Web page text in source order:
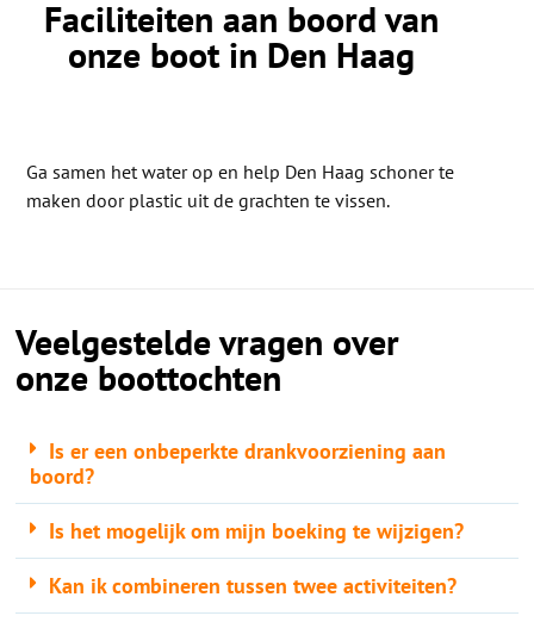
Faciliteiten aan boord van
onze boot in Den Haag
Ga samen het water op en help Den Haag schoner te
maken door plastic uit de grachten te vissen.
Veelgestelde vragen over
onze boottochten
Is er een onbeperkte drankvoorziening aan
boord?
Is het mogelijk om mijn boeking te wijzigen?
Kan ik combineren tussen twee activiteiten?